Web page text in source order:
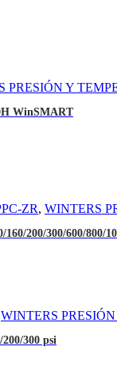
PRESIÓN Y
WinSMART
ZR, WINTERS
200/300/600/800/
WINTERS
300 psi